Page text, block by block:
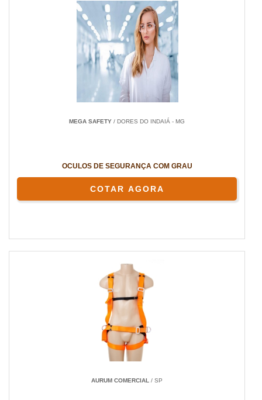
MEGA SAFETY / DORES DO INDAIÁ - MG
OCULOS DE SEGURANÇA COM GRAU
COTAR AGORA
AURUM COMERCIAL / SP